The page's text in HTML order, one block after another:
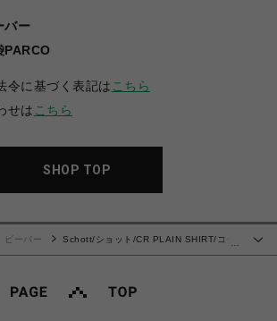
バー
PARCO
令に基づく表記は こちら
せは こちら
SHOP TOP
ビーバー
Schott/ショット/CR PLAIN SHIRT/コッ